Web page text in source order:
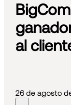
al
26 de agosto